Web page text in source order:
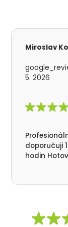
Miroslav
5. 2026
doporučuji
hodin